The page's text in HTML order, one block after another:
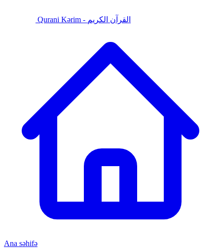
Qurani Kərim - القرآن الكريم
Ana səhifə